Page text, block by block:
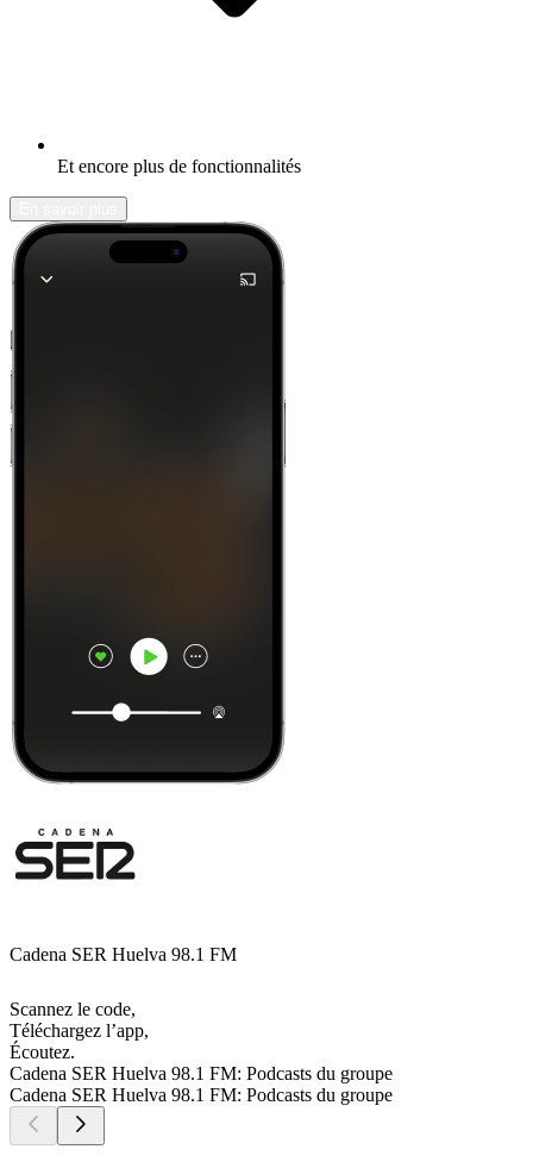
Et encore plus de fonctionnalités
Cadena SER Huelva 98.1 FM
Scannez le code,
Téléchargez l’app,
Écoutez.
Cadena SER Huelva 98.1 FM: Podcasts du groupe
Cadena SER Huelva 98.1 FM: Podcasts du groupe